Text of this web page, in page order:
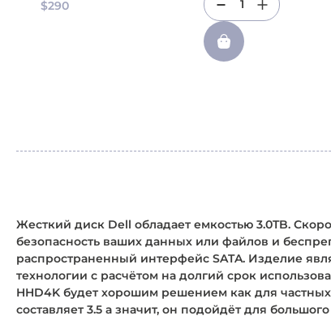
$290 1
Жесткий диск Dell обладает емкостью 3.0TB.
безопасность ваших данных или файлов и
распространенный интерфейс SATA. Изделие
технологии с расчётом на долгий срок
HHD4K будет хорошим решением как для
составляет 3.5 а значит, он подойдёт для